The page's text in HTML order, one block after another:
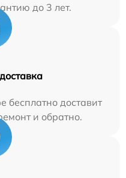
до 3 лет.
бесплатно доставит
и обратно.